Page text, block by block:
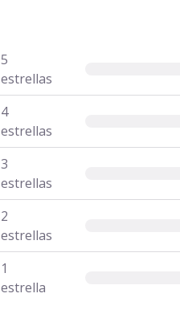
5
estrellas
4
estrellas
3
estrellas
2
estrellas
1
estrella